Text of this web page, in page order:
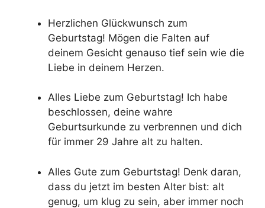
Herzlichen Glückwunsch zum
Geburtstag! Mögen die Falten auf
deinem Gesicht genauso tief sein wie die
Liebe in deinem Herzen.
Alles Liebe zum Geburtstag! Ich habe
beschlossen, deine wahre
Geburtsurkunde zu verbrennen und dich
für immer 29 Jahre alt zu halten.
Alles Gute zum Geburtstag! Denk daran,
dass du jetzt im besten Alter bist: alt
genug, um klug zu sein, aber immer noch